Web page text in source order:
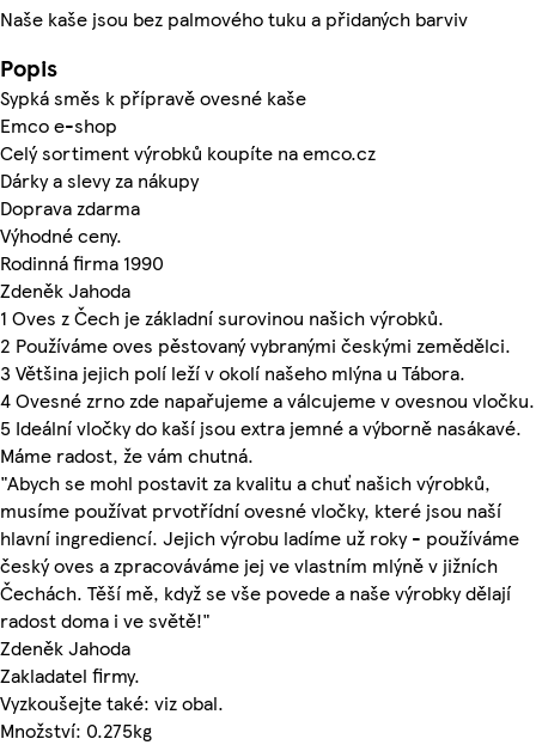
Naše kaše jsou bez palmového tuku a přidaných barviv
Popis
Sypká směs k přípravě ovesné kaše
Emco e-shop
Celý sortiment výrobků koupíte na emco.cz
Dárky a slevy za nákupy
Doprava zdarma
Výhodné ceny.
Rodinná firma 1990
Zdeněk Jahoda
1 Oves z Čech je základní surovinou našich výrobků.
2 Používáme oves pěstovaný vybranými českými zemědělci.
3 Většina jejich polí leží v okolí našeho mlýna u Tábora.
4 Ovesné zrno zde napařujeme a válcujeme v ovesnou vločku.
5 Ideální vločky do kaší jsou extra jemné a výborně nasákavé.
Máme radost, že vám chutná.
"Abych se mohl postavit za kvalitu a chuť našich výrobků,
musíme používat prvotřídní ovesné vločky, které jsou naší
hlavní ingrediencí. Jejich výrobu ladíme už roky - používáme
český oves a zpracováváme jej ve vlastním mlýně v jižních
Čechách. Těší mě, když se vše povede a naše výrobky dělají
radost doma i ve světě!"
Zdeněk Jahoda
Zakladatel firmy.
Vyzkoušejte také: viz obal.
Množství: 0.275kg